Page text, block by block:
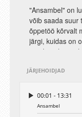
"Ansambel" on
võib saada suur
õppetöö kõrvalt
järgi, kuidas on
suudavad
Tundub, et pole
Lõpuks tuleb
Lugu "Labor"
JÄRJEHOIDJAD
00:01 - 13:31
Ansambel